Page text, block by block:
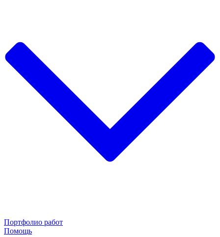
Портфолио работ
Помощь